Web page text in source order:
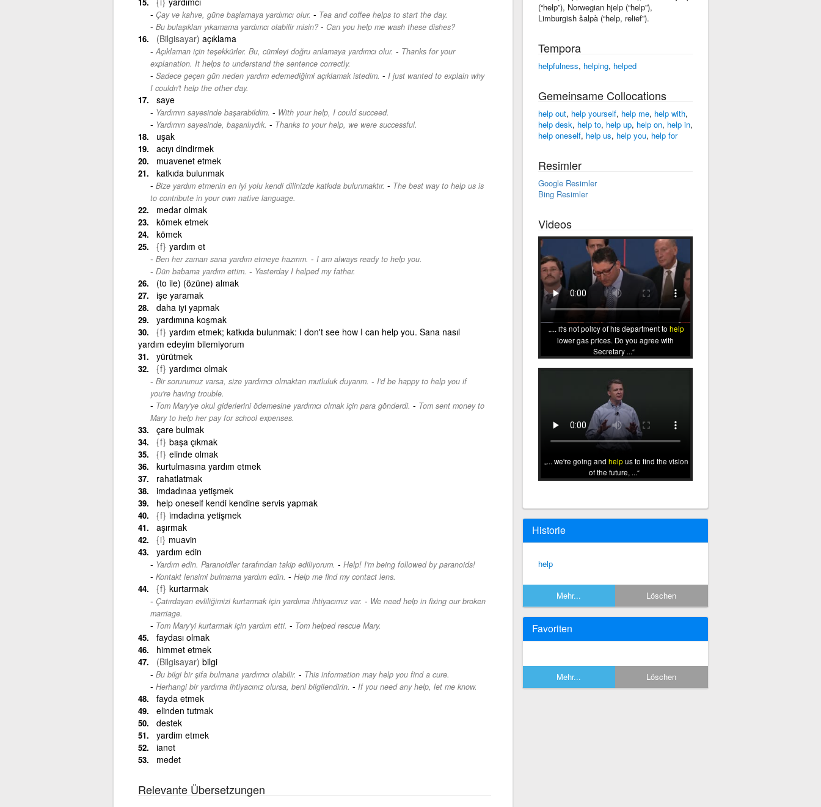
Çay ve kahve, güne başlamaya yardımcı olur. - Tea and coffee helps to start the day.
Bu bulaşıkları yıkamama yardımcı olabilir misin?- Can you help me wash these dishes?
(Bilgisayar) açıklama
Açıklaman için teşekkürler. Bu, cümleyi doğru anlamaya yardımcı olur. - Thanks for your
explanation. It helps to understand the sentence correctly.
Sadece geçen gün neden yardım edemediğimi açıklamak istedim. - I just wanted to explain why
I couldn't help the other day.
saye
Yardımın sayesinde başarabildim. - With your help, I could succeed.
Yardımın sayesinde, başarılıydık. - Thanks to your help, we were successful.
uşak
acıyı dindirmek
muavenet etmek
katkıda bulunmak
Bize yardım etmenin en iyi yolu kendi dilinizde katkıda bulunmaktır. - The best way to help us is
to contribute in your own native language.
medar olmak
kömek etmek
kömek
{f} yardım et
Ben her zaman sana yardım etmeye hazırım. - I am always ready to help you.
Dün babama yardım ettim. - Yesterday I helped my father.
(to ile) (özüne) almak
işe yaramak
daha iyi yapmak
yardımına koşmak
{f} yardım etmek; katkıda bulunmak: I don't see how I can help you. Sana nasıl
yardım edeyim bilemiyorum
yürütmek
{f} yardımcı olmak
Bir sorununuz varsa, size yardımcı olmaktan mutluluk duyarım. - I'd be happy to help you if
you're having trouble.
Tom Mary'ye okul giderlerini ödemesine yardımcı olmak için para gönderdi. - Tom sent money to
Mary to help her pay for school expenses.
çare bulmak
{f} başa çıkmak
{f} elinde olmak
kurtulmasına yardım etmek
rahatlatmak
imdadınaa yetişmek
help oneself kendi kendine servis yapmak
{f} imdadına yetişmek
aşırmak
{i} muavin
yardım edin
Yardım edin. Paranoidler tarafından takip ediliyorum. - Help! I'm being followed by paranoids!
Kontakt lensimi bulmama yardım edin. - Help me find my contact lens.
{f} kurtarmak
Çatırdayan evliliğimizi kurtarmak için yardıma ihtiyacımız var. - We need help in fixing our broken
marriage.
Tom Mary'yi kurtarmak için yardım etti. - Tom helped rescue Mary.
faydası olmak
himmet etmek
(Bilgisayar) bilgi
Bu bilgi bir şifa bulmana yardımcı olabilir. - This information may help you find a cure.
Herhangi bir yardıma ihtiyacınız olursa, beni bilgilendirin. - If you need any help, let me know.
fayda etmek
elinden tutmak
destek
yardim etmek
ianet
medet
Relevante Übersetzungen
(“help”), Norwegian hjelp (“help”),
Limburgish šalpà (“help, relief”).
Tempora
helpfulness, helping, helped
Gemeinsame Collocations
help out, help yourself, help me, help with,
help desk, help to, help up, help on, help in,
help oneself, help us, help you, help for
Resimler
Google Resimler
Bing Resimler
Videos
... it's not policy of his department to help
lower gas prices. Do you agree with
Secretary ...
... we're going and help us to find the vision
of the future, ...
Historie
help
Mehr... Löschen
Favoriten
Mehr... Löschen